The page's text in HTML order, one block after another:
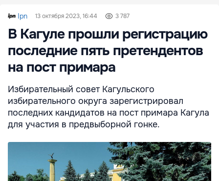
Ipn 13 октября 2023, 16:44 3 787
В Кагуле прошли регистрацию
последние пять претендентов
на пост примара
Избирательный совет Кагульского
избирательного округа зарегистрировал
последних кандидатов на пост примара Кагула
для участия в предвыборной гонке.